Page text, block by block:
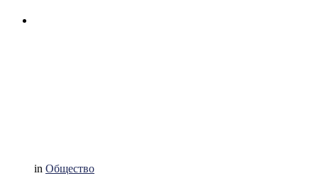
in Общество